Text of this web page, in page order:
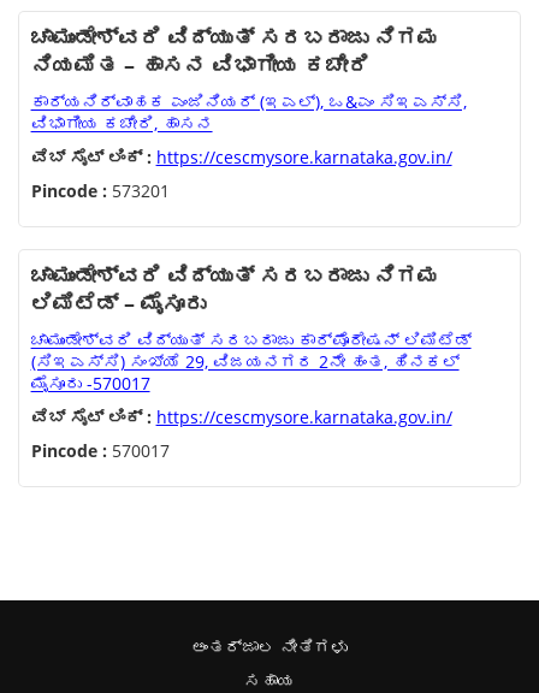
ಚಾಮುಂಡೇಶ್ವರಿ ವಿದ್ಯುತ್ ಸರಬರಾಜು ನಿಗಮ
ನಿಯಮಿತ – ಹಾಸನ ವಿಭಾಗೀಯ ಕಚೇರಿ
ಕಾರ್ಯನಿರ್ವಾಹಕ ಎಂಜಿನಿಯರ್ (ಇಎಲ್), ಒ&ಎಂ ಸಿಇಎಸ್‌ಸಿ,
ವಿಭಾಗೀಯ ಕಚೇರಿ, ಹಾಸನ
ವೆಬ್ ಸೈಟ್ ಲಿಂಕ್ : https://cescmysore.karnataka.gov.in/
Pincode : 573201
ಚಾಮುಂಡೇಶ್ವರಿ ವಿದ್ಯುತ್ ಸರಬರಾಜು ನಿಗಮ
ಲಿಮಿಟೆಡ್ – ಮೈಸೂರು
ಚಾಮುಂಡೇಶ್ವರಿ ವಿದ್ಯುತ್ ಸರಬರಾಜು ಕಾರ್ಪೊರೇಷನ್ ಲಿಮಿಟೆಡ್
(ಸಿಇಎಸ್ಸಿ) ಸಂಖ್ಯೆ 29, ವಿಜಯನಗರ 2ನೇ ಹಂತ, ಹಿನಕಲ್
ಮೈಸೂರು -570017
ವೆಬ್ ಸೈಟ್ ಲಿಂಕ್ : https://cescmysore.karnataka.gov.in/
Pincode : 570017
ಅಂತರ್ಜಾಲ ನೀತಿಗಳು
ಸಹಾಯ